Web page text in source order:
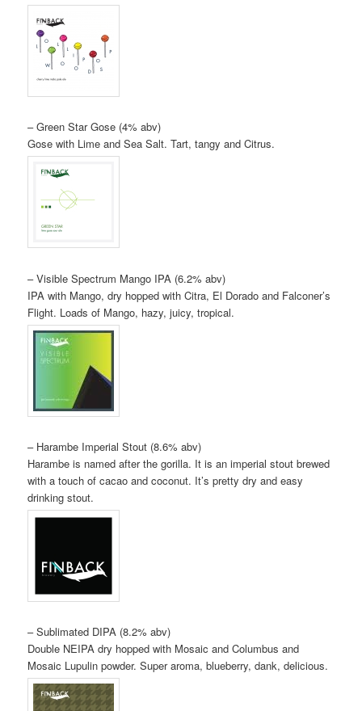
– Green Star Gose (4% abv)
Gose with Lime and Sea Salt. Tart, tangy and Citrus.
– Visible Spectrum Mango IPA (6.2% abv)
IPA with Mango, dry hopped with Citra, El Dorado and Falconer’s
Flight. Loads of Mango, hazy, juicy, tropical.
– Harambe Imperial Stout (8.6% abv)
Harambe is named after the gorilla. It is an imperial stout brewed
with a touch of cacao and coconut. It’s pretty dry and easy
drinking stout.
– Sublimated DIPA (8.2% abv)
Double NEIPA dry hopped with Mosaic and Columbus and
Mosaic Lupulin powder. Super aroma, blueberry, dank, delicious.